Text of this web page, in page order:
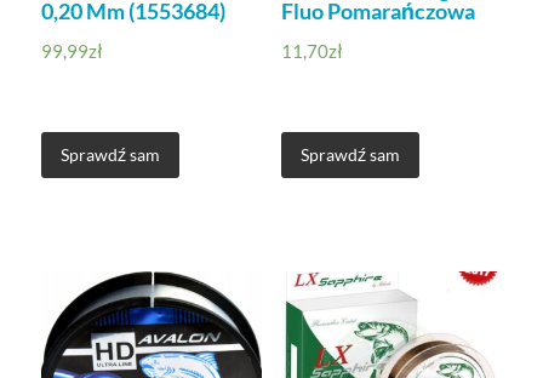
0,20 Mm (1553684)
99,99zł
Sprawdź sam
Fluo Pomarańczowa
11,70zł
Sprawdź sam